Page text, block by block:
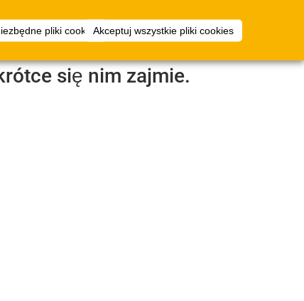
pliki cookiesAkceptuj wszystkie pliki cookies
Planer
przestrzeni
logowanie
się nim zajmie.